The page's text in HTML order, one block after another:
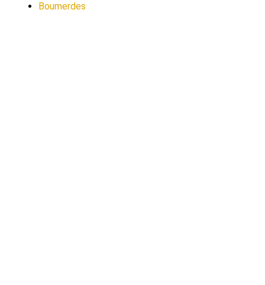
Boumerdes